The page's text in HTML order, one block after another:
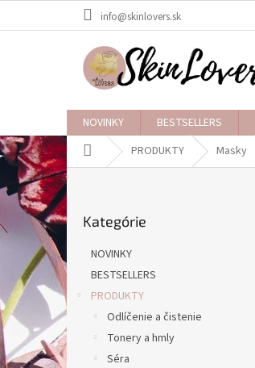
info@skinlovers.sk
NOVINKY BESTSELLERS
DomovPRODUKTY Masky
B
o
č
n
p
n
e
l
kategórie
Kategórie
NOVINKY
BESTSELLERS
PRODUKTY
Odlíčenie a čistenie
Tonery a hmly
Séra